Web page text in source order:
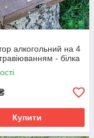
алкогольний на 4
- білка
Купити